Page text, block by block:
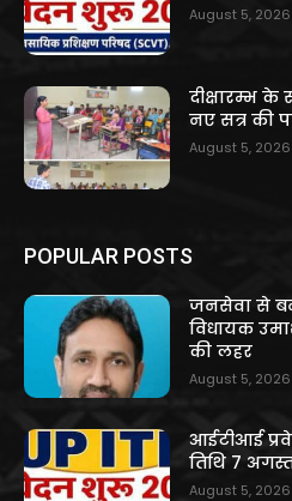
August 5, 2026
दीक्षारम्भ के
नए सत्र की
August 5, 2026
POPULAR POSTS
जनसेवा से
विधायक
की लहर
August 5, 2026
आईटीआई
तिथि 7
August 5, 2026